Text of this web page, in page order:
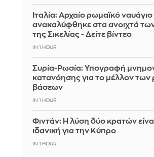
Ιταλία: Αρχαίο ρωμαϊκό ναυάγιο
ανακαλύφθηκε στα ανοιχτά
της Σικελίας - Δείτε βίντεο
IN 1 HOUR
Συρία-Ρωσία: Υπογραφή
κατανόησης για το μέλλον των
βάσεων
IN 1 HOUR
Φιντάν: Η λύση δύο κρατών
ιδανική για την Κύπρο
IN 1 HOUR